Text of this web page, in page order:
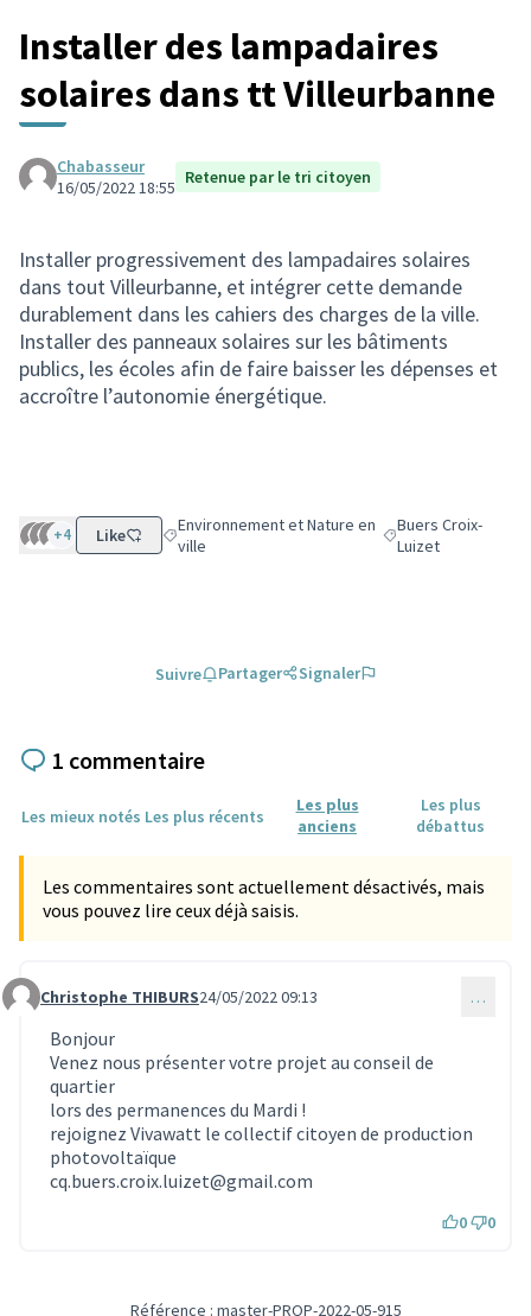
Installer des lampadaires
solaires dans tt Villeurbanne
Chabasseur
16/05/2022 18:55 Retenue par le tri citoyen
Installer progressivement des lampadaires solaires
dans tout Villeurbanne, et intégrer cette demande
durablement dans les cahiers des charges de la ville.
Installer des panneaux solaires sur les bâtiments
publics, les écoles afin de faire baisser les dépenses et
accroître l’autonomie énergétique.
+4 Like Filtrer les résultats de la catégorie : Environnement
Environnement et Nature en
ville
Filtrer les résultats
Buers Croix-
Luizet
Suivre Partager Signaler
1 commentaire
Les mieux notés Les plus récents
Les plus
anciens
Les plus
débattus
Les commentaires sont actuellement désactivés, mais
vous pouvez lire ceux déjà saisis.
Commentaire 1552
Christophe THIBURS24/05/2022 09:13 …
Bonjour
Venez nous présenter votre projet au conseil de
quartier
lors des permanences du Mardi !
rejoignez Vivawatt le collectif citoyen de production
photovoltaïque
cq.buers.croix.luizet@gmail.com
0 0
Référence : master-PROP-2022-05-915